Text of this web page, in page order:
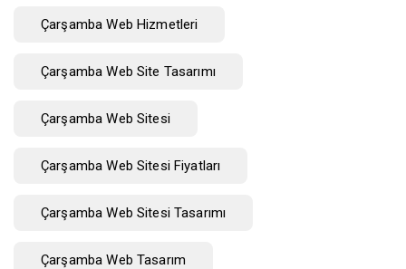
Çarşamba Web Hizmetleri
Çarşamba Web Site Tasarımı
Çarşamba Web Sitesi
Çarşamba Web Sitesi Fiyatları
Çarşamba Web Sitesi Tasarımı
Çarşamba Web Tasarım